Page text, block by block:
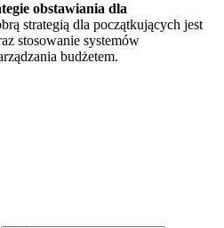
obstawiania dla
strategią dla początkujących jest
stosowanie systemów
budżetem.